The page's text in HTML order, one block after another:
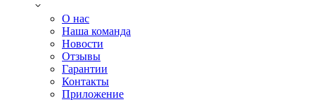
О нас
Наша команда
Новости
Отзывы
Гарантии
Контакты
Приложение